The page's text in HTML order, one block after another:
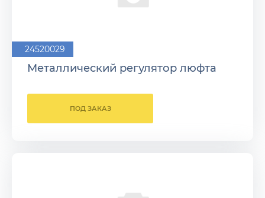
24520029
Металлический регулятор люфта
ПОД ЗАКАЗ